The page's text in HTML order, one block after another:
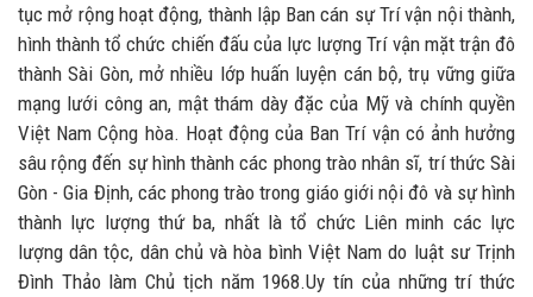
tục mở rộng hoạt động, thành lập Ban cán sự Trí vận nội thành,
hình thành tổ chức chiến đấu của lực lượng Trí vận mặt trận đô
thành Sài Gòn, mở nhiều lớp huấn luyện cán bộ, trụ vững giữa
mạng lưới công an, mật thám dày đặc của Mỹ và chính quyền
Việt Nam Cộng hòa. Hoạt động của Ban Trí vận có ảnh hưởng
sâu rộng đến sự hình thành các phong trào nhân sĩ, trí thức Sài
Gòn - Gia Định, các phong trào trong giáo giới nội đô và sự hình
thành lực lượng thứ ba, nhất là tổ chức Liên minh các lực
lượng dân tộc, dân chủ và hòa bình Việt Nam do luật sư Trịnh
Đình Thảo làm Chủ tịch năm 1968.Uy tín của những trí thức